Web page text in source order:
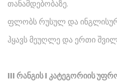
თანამდებობაზე.
ფლობს რუსულ და ინგლისურ
ჰყავს მეუღლე და ერთი
III რანგის I კატეგორიის